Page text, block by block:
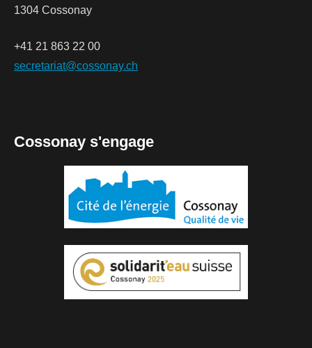
1304 Cossonay
+41 21 863 22 00
secretariat@cossonay.ch
Cossonay s'engage